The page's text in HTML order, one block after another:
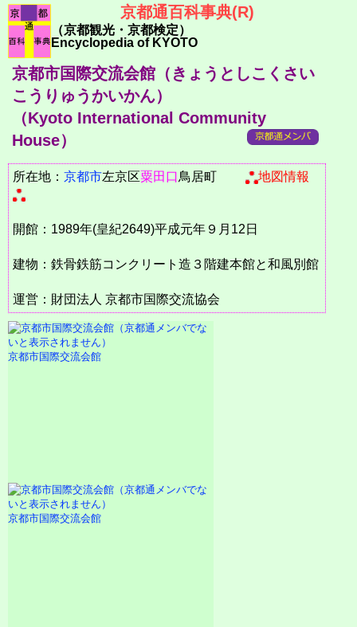
京都通百科事典(R)
（京都観光・京都検定）
Encyclopedia of KYOTO
京都市国際交流会館（きょうとしこくさい
こうりゅうかいかん）
（Kyoto International Community
House）
所在地： 京都市左京区粟田口鳥居町 地図情報
開館：1989年(皇紀2649)平成元年９月12日
建物：鉄骨鉄筋コンクリート造３階建本館と和風別館
運営：財団法人 京都市国際交流協会
京都市国際交流会館
京都市国際交流会館